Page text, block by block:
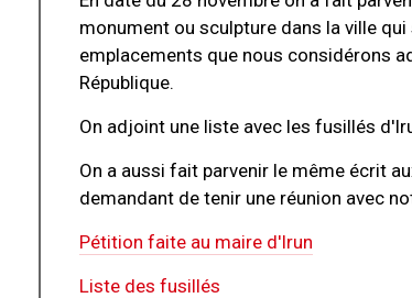
monument ou sculpture dans la ville
emplacements que nous considérons
République.
On adjoint une liste avec les fusillés
On a aussi fait parvenir le même écrit
demandant de tenir une réunion avec
Pétition faite au maire d'Irun
Liste des fusillés